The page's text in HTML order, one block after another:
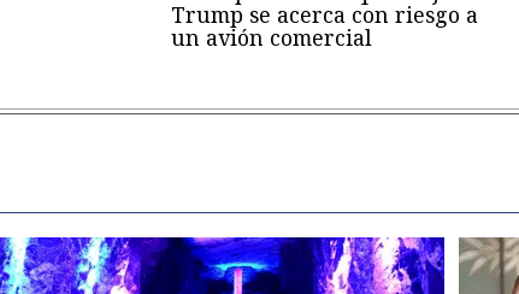
Trump se acerca con riesgo a
un avión comercial